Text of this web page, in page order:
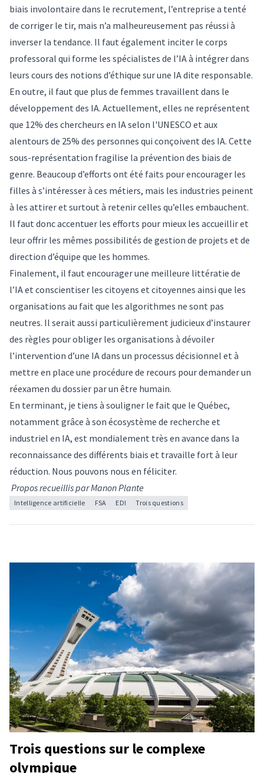
biais involontaire dans le recrutement, l’entreprise a tenté
de corriger le tir, mais n’a malheureusement pas réussi à
inverser la tendance. Il faut également inciter le corps
professoral qui forme les spécialistes de l’IA à intégrer dans
leurs cours des notions d’éthique sur une IA dite responsable.
En outre, il faut que plus de femmes travaillent dans le
développement des IA. Actuellement, elles ne représentent
que 12% des chercheurs en IA selon l'UNESCO et aux
alentours de 25% des personnes qui conçoivent des IA. Cette
sous-représentation fragilise la prévention des biais de
genre. Beaucoup d’efforts ont été faits pour encourager les
filles à s’intéresser à ces métiers, mais les industries peinent
à les attirer et surtout à retenir celles qu’elles embauchent.
Il faut donc accentuer les efforts pour mieux les accueillir et
leur offrir les mêmes possibilités de gestion de projets et de
direction d’équipe que les hommes.
Finalement, il faut encourager une meilleure littératie de
l’IA et conscientiser les citoyens et citoyennes ainsi que les
organisations au fait que les algorithmes ne sont pas
neutres. Il serait aussi particulièrement judicieux d’instaurer
des règles pour obliger les organisations à dévoiler
l’intervention d’une IA dans un processus décisionnel et à
mettre en place une procédure de recours pour demander un
réexamen du dossier par un être humain.
En terminant, je tiens à souligner le fait que le Québec,
notamment grâce à son écosystème de recherche et
industriel en IA, est mondialement très en avance dans la
reconnaissance des différents biais et travaille fort à leur
réduction. Nous pouvons nous en féliciter.
Propos recueillis par Manon Plante
Intelligence artificielle FSA EDI Trois questions
Trois questions sur le complexe
olympique